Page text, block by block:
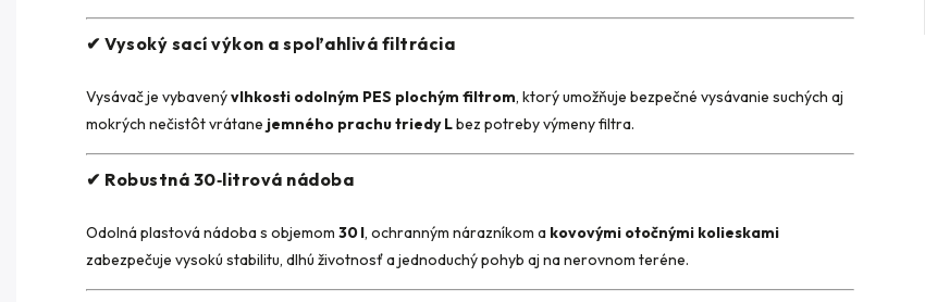
✔ Vysoký sací výkon a spoľahlivá filtrácia
Vysávač je vybavenývlhkosti odolným PES plochým filtrom, ktorý umožňuje bezpečné vysávanie suchých aj
mokrých nečistôt vrátane jemného prachu triedy Lbez potreby výmeny filtra.
✔ Robustná 30‑litrová nádoba
Odolná plastová nádoba s objemom 30 l, ochranným nárazníkom a kovovými otočnými kolieskami
zabezpečuje vysokú stabilitu, dlhú životnosť a jednoduchý pohyb aj na nerovnom teréne.